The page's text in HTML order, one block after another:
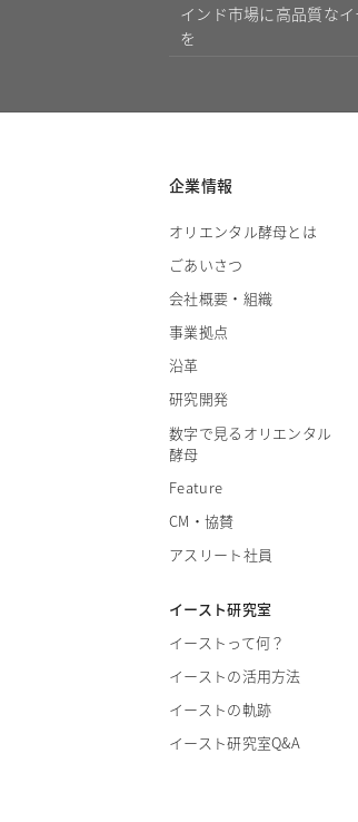
インド市場に高品質なイ
を
企業情報
オリエンタル酵母とは
ごあいさつ
会社概要・組織
事業拠点
沿革
研究開発
数字で見るオリエンタル
酵母
Feature
CM・協賛
アスリート社員
イースト研究室
イーストって何？
イーストの活用方法
イーストの軌跡
イースト研究室Q&A